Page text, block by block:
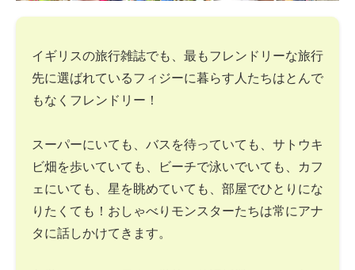
イギリスの旅行雑誌でも、最もフレンドリーな旅行
先に選ばれているフィジーに暮らす人たちはとんで
もなくフレンドリー！
スーパーにいても、バスを待っていても、サトウキ
ビ畑を歩いていても、ビーチで泳いでいても、カフ
ェにいても、星を眺めていても、部屋でひとりにな
りたくても！おしゃべりモンスターたちは常にアナ
タに話しかけてきます。